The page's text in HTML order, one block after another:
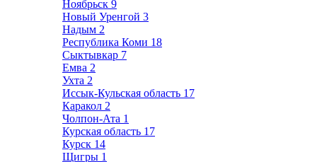
Ноябрьск 9
Новый Уренгой 3
Надым 2
Республика Коми 18
Сыктывкар 7
Емва 2
Ухта 2
Иссык-Кульская область 17
Каракол 2
Чолпон-Ата 1
Курская область 17
Курск 14
Щигры 1